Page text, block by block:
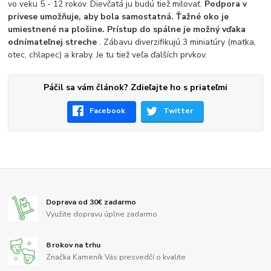
vo veku 5 - 12 rokov. Dievčatá ju budú tiež milovať. Podpora v
prívese umožňuje, aby bola samostatná. Ťažné oko je
umiestnené na plošine. Prístup do spálne je možný vďaka
odnímateľnej streche. Zábavu diverzifikujú 3 miniatúry (matka,
otec, chlapec) a kraby. Je tu tiež veľa ďalších prvkov.
Páčil sa vám článok? Zdieľajte ho s priateľmi
Facebook Twitter
Doprava od 30€ zadarmo
Využite dopravu úplne zadarmo
8 rokov na trhu
Značka Kameník Vás presvedčí o kvalite